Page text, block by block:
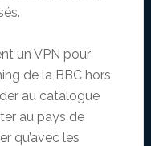
un VPN pour
de la BBC hors
au catalogue
au pays de
qu’avec les